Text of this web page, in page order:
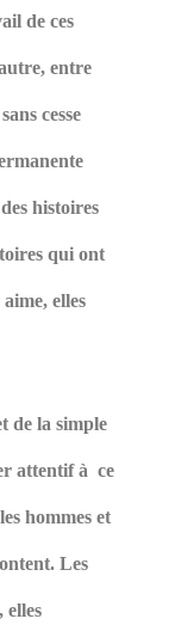
de ces
entre
cesse
histoires
qui ont
elles
de la simple
attentif à ce
hommes et
Les
elles